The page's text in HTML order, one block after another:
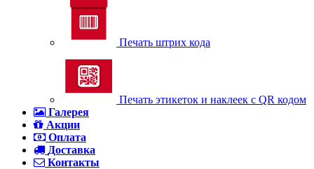
Печать штрих кода
Печать этикеток и наклеек с QR кодом
Галерея
Акции
Оплата
Доставка
Контакты